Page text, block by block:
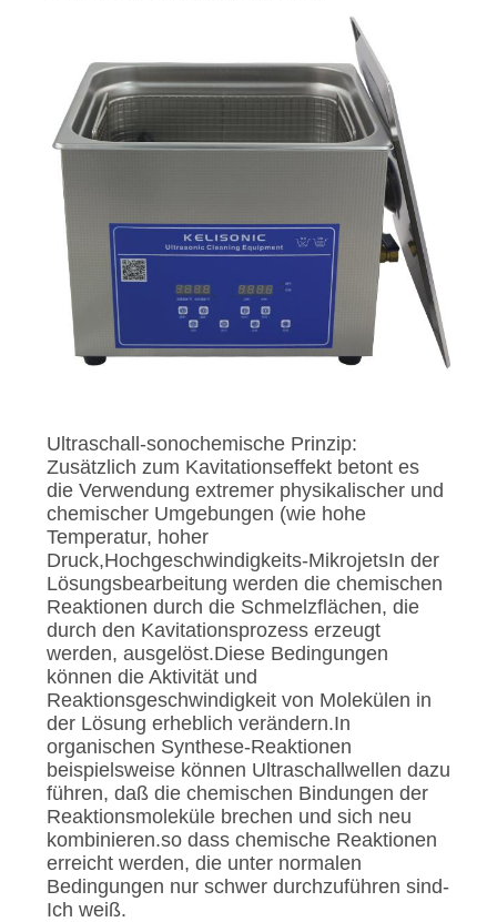
Ultraschall-sonochemische Prinzip:
Zusätzlich zum Kavitationseffekt betont es
die Verwendung extremer physikalischer und
chemischer Umgebungen (wie hohe
Temperatur, hoher
Druck,Hochgeschwindigkeits-MikrojetsIn der
Lösungsbearbeitung werden die chemischen
Reaktionen durch die Schmelzflächen, die
durch den Kavitationsprozess erzeugt
werden, ausgelöst.Diese Bedingungen
können die Aktivität und
Reaktionsgeschwindigkeit von Molekülen in
der Lösung erheblich verändern.In
organischen Synthese-Reaktionen
beispielsweise können Ultraschallwellen dazu
führen, daß die chemischen Bindungen der
Reaktionsmoleküle brechen und sich neu
kombinieren.so dass chemische Reaktionen
erreicht werden, die unter normalen
Bedingungen nur schwer durchzuführen sind-
Ich weiß.